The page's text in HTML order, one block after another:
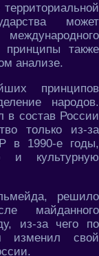
может
также
анализе.
принципов
народов.
в состав России
только из-за
в 1990-е годы,
и культурную
решило
майданного
из-за чего по
изменил свой